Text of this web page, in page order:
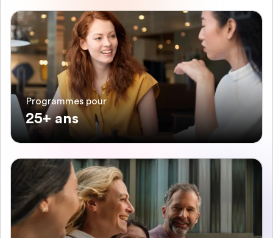
Programmes pour
25+ ans